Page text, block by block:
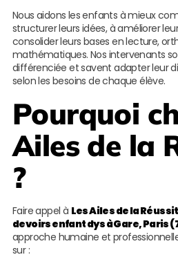
Nous aidons les enfants à mieux
structurer leurs idées, à améliorer
consolider leurs bases en lecture,
mathématiques. Nos intervenants
différenciée et savent adapter leur
selon les besoins de chaque élève.
Pourquoi
Ailes de la
?
Faire appel à Les Ailes de la
devoirs enfant dys à Gare, Paris
approche humaine et
sur :